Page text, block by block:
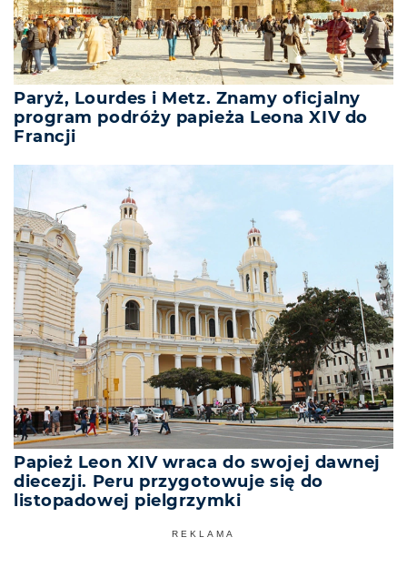
Paryż, Lourdes i Metz. Znamy oficjalny
program podróży papieża Leona XIV do
Francji
Papież Leon XIV wraca do swojej dawnej
diecezji. Peru przygotowuje się do
listopadowej pielgrzymki
REKLAMA